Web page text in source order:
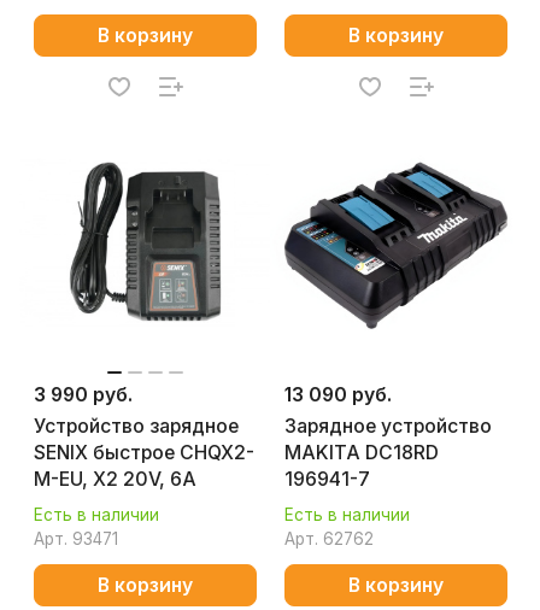
В корзину В корзину
3 990 руб.
Устройство зарядное
SENIX быстрое CHQX2-
M-EU, X2 20V, 6A
Есть в наличии
Арт. 93471
В корзину
13 090 руб.
Зарядное устройство
MAKITA DC18RD
196941-7
Есть в наличии
Арт. 62762
В корзину